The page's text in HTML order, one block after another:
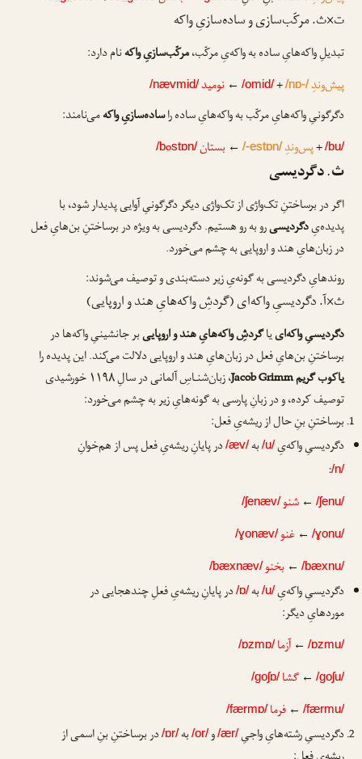
ت×ث. مرکّب‌سازی و ساده‌سازیِ واکه
تبدیلِ واکه‌هایِ ساده به واکه‌یِ مرکّب،مرکّب‌سازیِ واکهنام دارد:
پیش‌وندِ/nɒ-/
+
/omid/
← نومید /nævmid/
دگرگونیِ واکه‌هایِ مرکّب به واکه‌هایِ ساده راساده‌سازیِ واکهمی‌نامند:
/bu/
+پس‌وندِ/-estɒn/
← بستان /bostɒn/
ث. دگردیسی
اگر در برساختنِ تک‌واژی از تک‌واژی دیگر دگرگونیِ آوایی پدیدار شود، با
پدیده‌یِدگردیسیرو به رو هستیم. دگردیسی به ویژه در برساختنِ بن‌هایِ فعل
در زبان‌هایِ هند و اروپایی به چشم می‌خورد.
روندهایِ دگردیسی به گونه‌یِ زیر دسته‌بندی و توصیف می‌شوند:
ث×آ. دگردیسیِ واکه‌ای (گردشِ واکه‌هایِ هند و اروپایی)
دگردیسیِ واکه‌اییاگردشِ واکه‌هایِ هند و اروپاییبر جانشینیِ واکه‌ها در
برساختنِ بن‌هایِ فعل در زبان‌هایِ هند و اروپایی دلالت می‌کند. این پدیده را
یاکوب گریمJacob Grimm
، زبان‌شنـاسِ آلمانی در سالِ ۱۱۹۸ خورشیدی
توصیف کرده، و در زبانِ پارسی به گونه‌هایِ زیر به چشم می‌خورد:
برساختنِ بنِ حال از ریشه‌یِ فعل:
دگردیسیِ واکه‌یِ/u/به/æv/در پایانِ ریشه‌یِ فعل پس از هم‌خوانِ
/n/
:
/ʃenu/
←شنو/ʃenæv/
/ɣonu/
←غنو/ɣonæv/
/bæxnu/
← بخنو/bæxnæv/
دگردیسیِ واکه‌یِ/u/به/ɒ/در پایانِ ریشه‌یِ فعلِ چندهجایی در
موردهایِ دیگر:
/ɒzmu/
←آزما /ɒzmɒ/
/goʃu/
←گشا /goʃɒ/
/færmu/
←فرما /færmɒ/
دگردیسیِ رشته‌هایِ واجیِ/ær/و/or/به/ɒr/در برساختنِ بنِ اسمی از